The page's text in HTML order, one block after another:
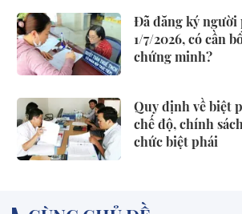
Đã đăng ký
1/7/2026, có cần
chứng minh?
Quy định về biệt
chế độ, chính
chức biệt phái